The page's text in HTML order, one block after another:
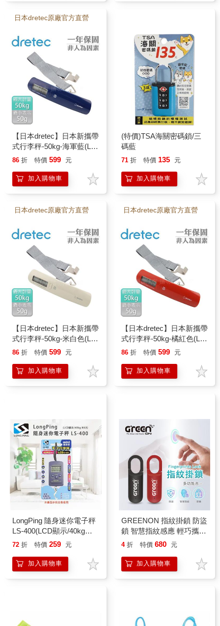
日本dretec原廠官方直營
【日本dretec】日本新攜帶
式行李秤-50kg-海軍藍(LS-
107NV)
86 折 特價 599 元
加入購物車
(特價)TSA海關密碼鎖/三
碼藍
71 折 特價 135 元
加入購物車
日本dretec原廠官方直營
【日本dretec】日本新攜帶
式行李秤-50kg-米白色(LS-
107BE)
86 折 特價 599 元
加入購物車
日本dretec原廠官方直營
【日本dretec】日本新攜帶
式行李秤-50kg-橘紅色(LS-
107OR)
86 折 特價 599 元
加入購物車
LongPing 隨身迷你電子秤
LS-400(LCD顯示/40kg
MAX)
72 折 特價 259 元
加入購物車
GREENON 指紋掛鎖 防盜
鎖 智慧指紋感應 輕巧攜帶
型
4 折 特價 680 元
加入購物車